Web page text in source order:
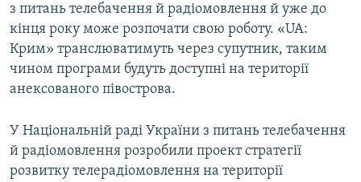
з питань телебачення й радіомовлення й уже до
кінця року може розпочати свою роботу. «UA:
Крим» транслюватимуть через супутник, таким
чином програми будуть доступні на території
анексованого півострова.
У Національній раді України з питань телебачення
й радіомовлення розробили проект стратегії
розвитку телерадіомовлення на території